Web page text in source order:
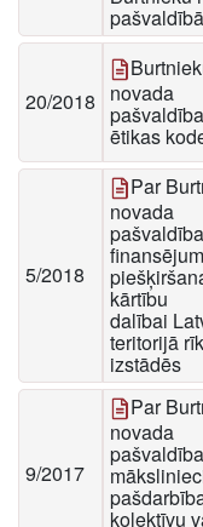
pašvaldībā
20/2018
novada
ētikas
5/2018
Par
novada
kārtību
dalībai
teritorijā
izstādēs
9/2017
Par
novada
kolektīvu